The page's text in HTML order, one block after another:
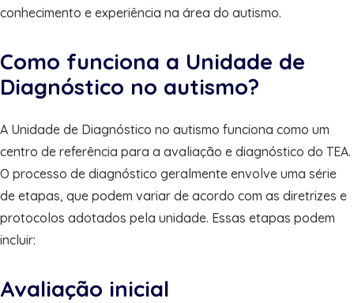
conhecimento e experiência na área do autismo.
Como funciona a Unidade de
Diagnóstico no autismo?
A Unidade de Diagnóstico no autismo funciona como um
centro de referência para a avaliação e diagnóstico do TEA.
O processo de diagnóstico geralmente envolve uma série
de etapas, que podem variar de acordo com as diretrizes e
protocolos adotados pela unidade. Essas etapas podem
incluir:
Avaliação inicial